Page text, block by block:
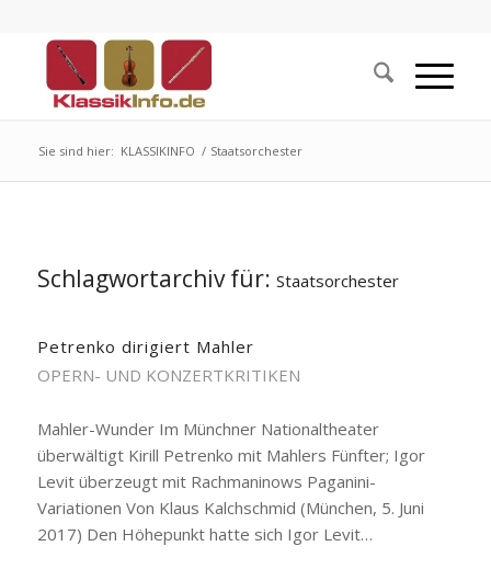
Sie sind hier: KLASSIKINFO / Staatsorchester
Schlagwortarchiv für: Staatsorchester
Petrenko dirigiert Mahler
OPERN- UND KONZERTKRITIKEN
Mahler-Wunder Im Münchner Nationaltheater
überwältigt Kirill Petrenko mit Mahlers Fünfter; Igor
Levit überzeugt mit Rachmaninows Paganini-
Variationen Von Klaus Kalchschmid (München, 5. Juni
2017) Den Höhepunkt hatte sich Igor Levit…